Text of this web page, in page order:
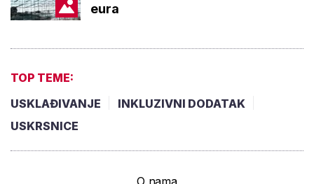
eura
TOP TEME:
USKLAĐIVANJE
INKLUZIVNI DODATAK
USKRSNICE
O nama